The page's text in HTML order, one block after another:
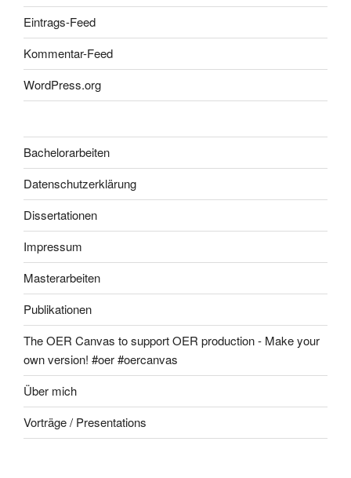
Eintrags-Feed
Kommentar-Feed
WordPress.org
Bachelorarbeiten
Datenschutzerklärung
Dissertationen
Impressum
Masterarbeiten
Publikationen
The OER Canvas to support OER production - Make your
own version! #oer #oercanvas
Über mich
Vorträge / Presentations